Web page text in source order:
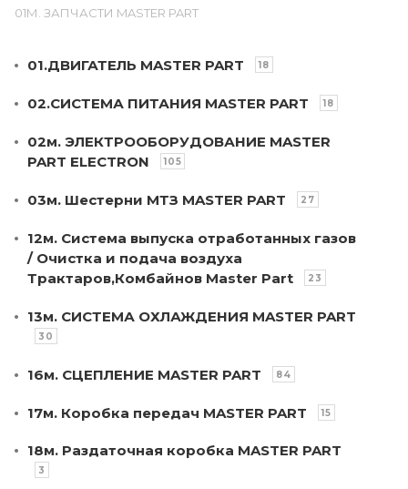
01М. ЗАПЧАСТИ MASTER PART
01.ДВИГАТЕЛЬ MASTER PART 18
02.СИСТЕМА ПИТАНИЯ MASTER PART 18
02м. ЭЛЕКТРООБОРУДОВАНИЕ MASTER
PART ЕLECTRON
105
03м. Шестерни МТЗ MASTER PART 27
12м. Система выпуска отработанных газов
/ Очистка и подача воздуха
Трактаров,Комбайнов Master Part
23
13м. СИСТЕМА ОХЛАЖДЕНИЯ MASTER PART
30
16м. СЦЕПЛЕНИЕ MASTER PART 84
17м. Коробка передач MASTER PART 15
18м. Раздаточная коробка MASTER PART
3